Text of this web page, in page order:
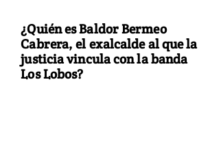
¿Quién es Baldor Bermeo
Cabrera, el exalcalde al que la
justicia vincula con la banda
Los Lobos?